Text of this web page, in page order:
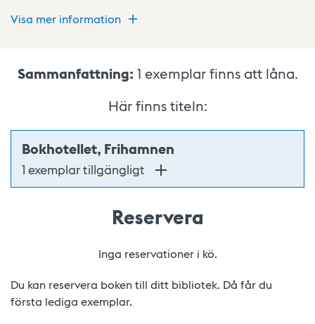
Visa mer information
Sammanfattning: 1 exemplar finns att låna.
Här finns titeln:
Bokhotellet, Frihamnen
1 exemplar tillgängligt
Reservera
Inga reservationer i kö.
Du kan reservera boken till ditt bibliotek. Då får du
första lediga exemplar.